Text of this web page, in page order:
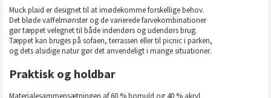
Muck plaid er designet til at imødekomme forskellige behov.
Det bløde vaffelmønster og de varierede farvekombinationer
gør tæppet velegnet til både indendørs og udendørs brug.
Tæppet kan bruges på sofaen, terrassen eller til picnic i parken,
og dets alsidige natur gør det anvendeligt i mange situationer.
Praktisk og holdbar